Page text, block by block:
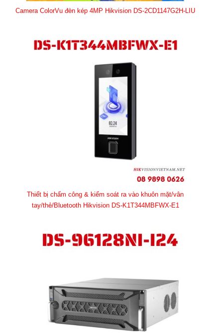
Camera ColorVu đèn kép 4MP Hikvision DS-2CD1147G2H-LIU
Thiết bị chấm công & kiểm soát ra vào khuôn mặt/vân
tay/thẻ/Bluetooth Hikvision DS-K1T344MBFWX-E1